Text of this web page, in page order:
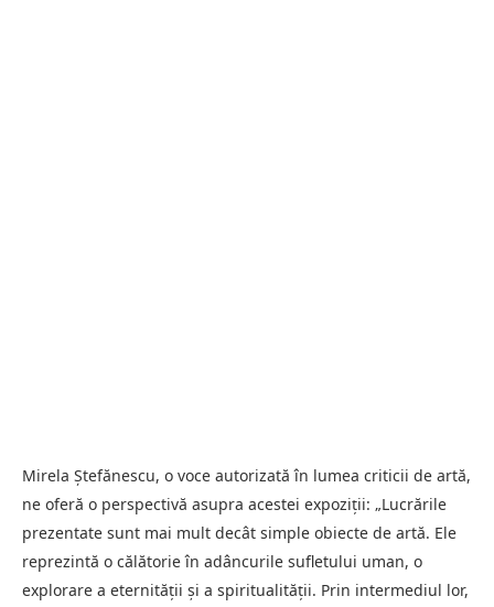
Mirela Ștefănescu, o voce autorizată în lumea criticii de artă,
ne oferă o perspectivă asupra acestei expoziții: „Lucrările
prezentate sunt mai mult decât simple obiecte de artă. Ele
reprezintă o călătorie în adâncurile sufletului uman, o
explorare a eternității și a spiritualității. Prin intermediul lor,